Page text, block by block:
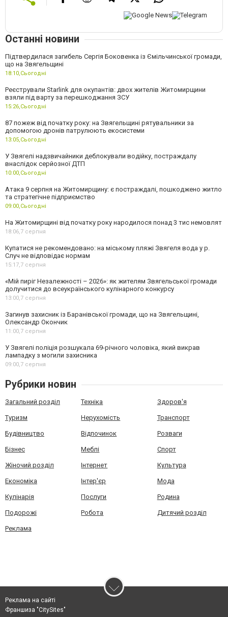
Останні новини
Підтвердилася загибель Сергія Боковенка із Ємільчинської громади,
що на Звягельщині
18:10,Сьогодні
Реєстрували Starlink для окупантів: двох жителів Житомирщини
взяли під варту за перешкоджання ЗСУ
15:26,Сьогодні
87 пожеж від початку року: на Звягельщині рятувальники за
допомогою дронів патрулюють екосистеми
13:05,Сьогодні
У Звягелі надзвичайники деблокували водійку, постраждалу
внаслідок серйозної ДТП
10:00,Сьогодні
Атака 9 серпня на Житомирщину: є постраждалі, пошкоджено житло
та стратегічне підприємство
09:00,Сьогодні
На Житомирщині від початку року народилося понад 3 тис немовлят
18:06,7 серпня
Купатися не рекомендовано: на міському пляжі Звягеля вода у р.
Случ не відповідає нормам
15:17,7 серпня
«Мій пиріг Незалежності – 2026»: як жителям Звягельської громади
долучитися до всеукраїнського кулінарного конкурсу
13:00,7 серпня
Загинув захисник із Баранівської громади, що на Звягельщині,
Олександр Окончик
11:00,7 серпня
У Звягелі поліція розшукала 69-річного чоловіка, який викрав
лампадку з могили захисника
09:00,7 серпня
Рубрики новин
Загальний розділ Техніка Здоров'я
Туризм Нерухомість Транспорт
Будівництво Відпочинок Розваги
Бізнес Меблі Спорт
Жіночий розділ Інтернет Культура
Економіка Інтер'єр Мода
Кулінарія Послуги Родина
Подорожі Робота Дитячий розділ
Реклама
Реклама на сайті
Франшиза "CitySites"